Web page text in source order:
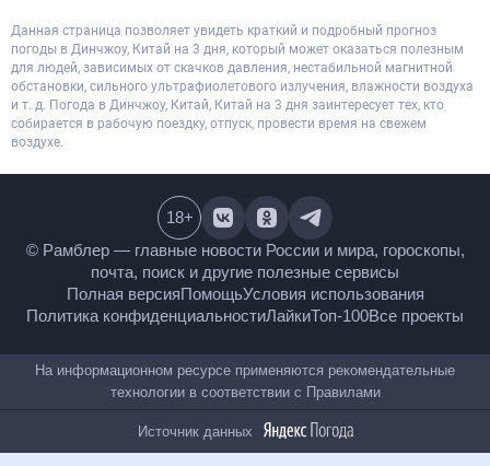
Данная страница позволяет увидеть краткий и подробный прогноз
погоды в Динчжоу, Китай на 3 дня, который может оказаться полезным
для людей, зависимых от скачков давления, нестабильной магнитной
обстановки, сильного ультрафиолетового излучения, влажности воздуха
и т. д. Погода в Динчжоу, Китай, Китай на 3 дня заинтересует тех, кто
собирается в рабочую поездку, отпуск, провести время на свежем
воздухе.
© Рамблер — главные новости России и мира,
гороскопы, почта, поиск и другие полезные сервисы
Полная версияПомощьУсловия использования
Политика конфиденциальностиЛайкиТоп-100
18+
На информационном ресурсе применяются
рекомендательные технологии в соответствии сПравилами
Источник данных